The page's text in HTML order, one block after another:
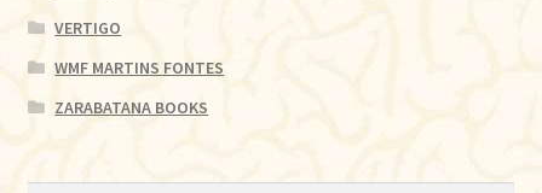
VERTIGO
WMF MARTINS FONTES
ZARABATANA BOOKS